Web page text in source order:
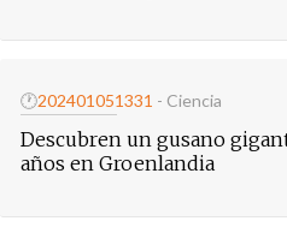
🕐202401051331 - Ciencia
Descubren un gusano
años en Groenlandia